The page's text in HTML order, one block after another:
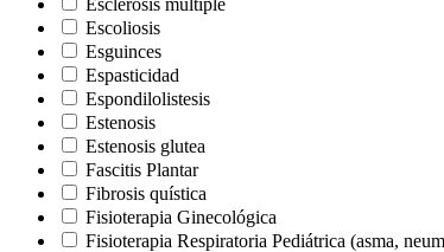
Escoliosis
Esguinces
Espasticidad
Espondilolistesis
Estenosis
Estenosis glutea
Fascitis Plantar
Fibrosis quística
Fisioterapia Ginecológica
Fisioterapia Respiratoria Pediátrica (asma,